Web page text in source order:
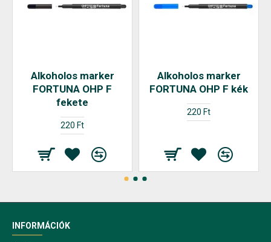
Alkoholos marker
FORTUNA OHP F
fekete
220 Ft
Alkoholos marker
FORTUNA OHP F kék
220 Ft
INFORMÁCIÓK